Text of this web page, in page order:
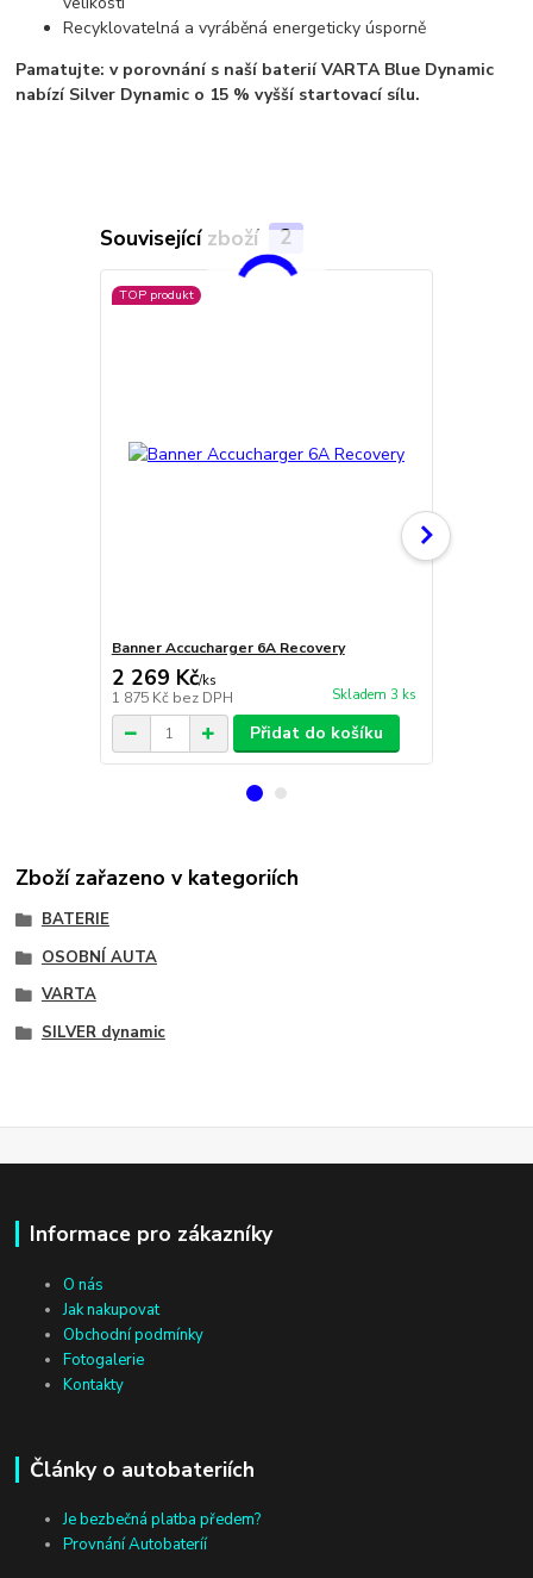
Recyklovatelná a vyráběná energeticky úsporně
Pamatujte: v porovnání s naší baterií VARTA Blue Dynamic
nabízí Silver Dynamic o 15 % vyšší startovací sílu.
Související zboží 2
TOP produkt
Banner Accucharger 6A Recovery
2 269 Kč/ks
1 875 Kč bez DPH Skladem 3 ks
Přidat do košíku
Zboží zařazeno v kategoriích
BATERIE
OSOBNÍ AUTA
VARTA
SILVER dynamic
Informace pro zákazníky
O nás
Jak nakupovat
Obchodní podmínky
Fotogalerie
Kontakty
Články o autobateriích
Je bezbečná platba předem?
Provnání Autobateríí